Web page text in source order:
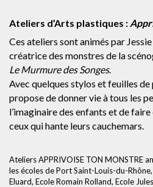
Ateliers d’Arts plastiques :
Ces ateliers sont animés par
créatrice des monstres de la
Le Murmure des Songes.
Avec quelques stylos et feuilles de
propose de donner vie à tous les
l’imaginaire des enfants et de
ceux qui hante leurs cauchemars.
Ateliers APPRIVOISE TON MONSTRE
les écoles de Port Saint-Louis-du-
Eluard, Ecole Romain Rolland, Ecole